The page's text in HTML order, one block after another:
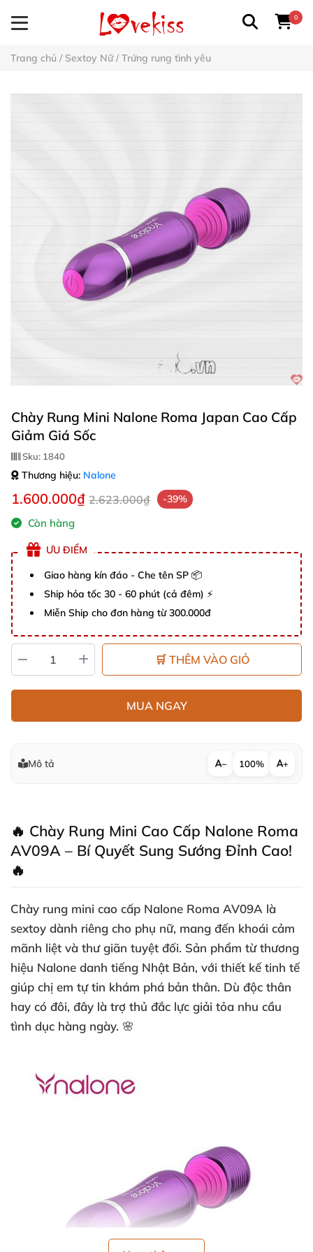
0
Trang chủ / Sextoy Nữ/ Trứng rung tình yêu
Chày Rung Mini Nalone Roma Japan Cao Cấp
Giảm Giá Sốc
Sku: 1840
Thương hiệu: Nalone
1.600.000₫ 2.623.000₫ -39%
Còn hàng
ƯU ĐIỂM
Giao hàng kín đáo - Che tên SP 📦
Ship hỏa tốc 30 - 60 phút (cả đêm) ⚡
Miễn Ship cho đơn hàng từ 300.000đ
🛒 THÊM VÀO GIỎ
MUA NGAY
Mô tả − 100% +
🔥 Chày Rung Mini Cao Cấp Nalone Roma
AV09A – Bí Quyết Sung Sướng Đỉnh Cao!
🔥
Chày rung mini cao cấp Nalone Roma AV09A là
sextoy dành riêng cho phụ nữ, mang đến khoái cảm
mãnh liệt và thư giãn tuyệt đối. Sản phẩm từ thương
hiệu Nalone danh tiếng Nhật Bản, với thiết kế tinh tế
giúp chị em tự tin khám phá bản thân. Dù độc thân
hay có đôi, đây là trợ thủ đắc lực giải tỏa nhu cầu
tình dục hàng ngày. 🌸